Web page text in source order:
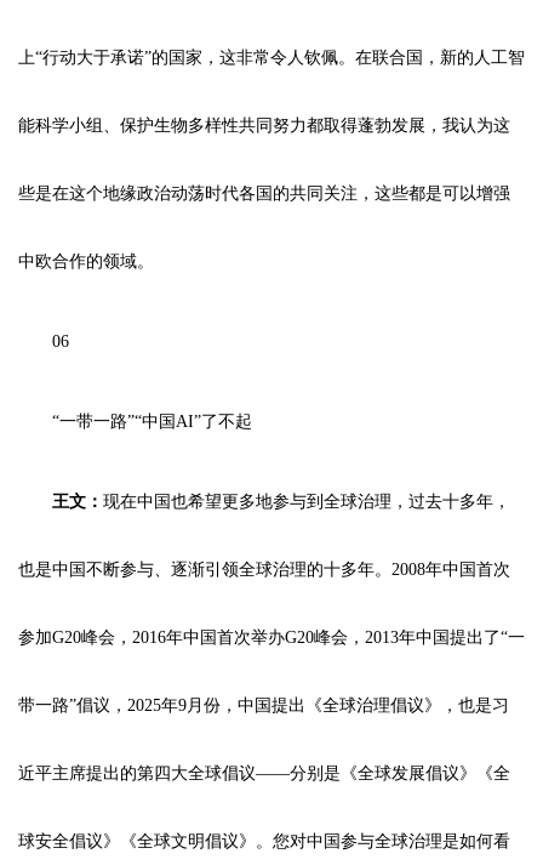
上“行动大于承诺”的国家，这非常令人钦佩。在联合国，新的人工智
能科学小组、保护生物多样性共同努力都取得蓬勃发展，我认为这
些是在这个地缘政治动荡时代各国的共同关注，这些都是可以增强
中欧合作的领域。
06
“一带一路”“中国AI”了不起
王文： 现在中国也希望更多地参与到全球治理，过去十多年，
也是中国不断参与、逐渐引领全球治理的十多年。2008年中国首次
参加G20峰会，2016年中国首次举办G20峰会，2013年中国提出了“一
带一路”倡议，2025年9月份，中国提出《全球治理倡议》，也是习
近平主席提出的第四大全球倡议——分别是《全球发展倡议》《全
球安全倡议》《全球文明倡议》。您对中国参与全球治理是如何看